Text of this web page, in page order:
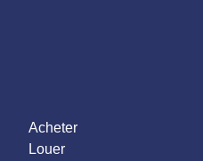
Acheter
Louer